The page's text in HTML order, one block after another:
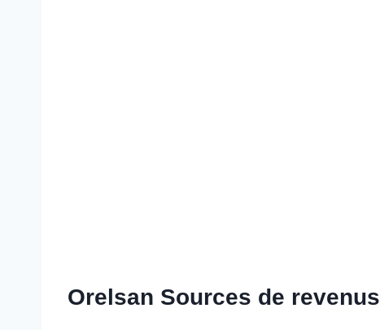
Orelsan Sources de revenus